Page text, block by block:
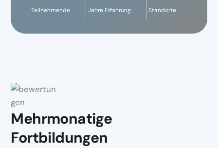
Teilnehmende Jahre Erfahrung Standorte
Mehrmonatige
Fortbildungen